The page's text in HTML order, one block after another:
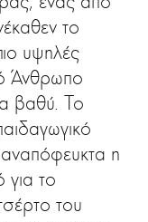
το
υψηλές
Άνθρωπο
βαθύ. Το
αναπόφευκτα η
για το
του